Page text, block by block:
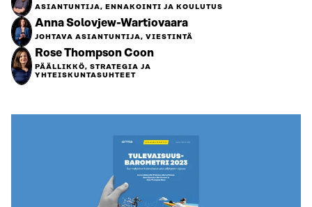
ASIANTUNTIJA, ENNAKOINTI JA KOULUTUS
Anna Solovjew-Wartiovaara
JOHTAVA ASIANTUNTIJA, VIESTINTÄ
Rose Thompson Coon
PÄÄLLIKKÖ, STRATEGIA JA
YHTEISKUNTASUHTEET